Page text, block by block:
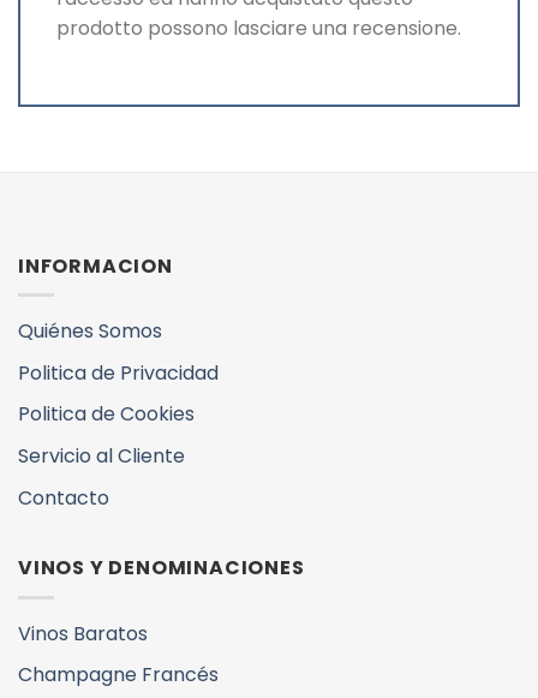
prodotto possono lasciare una recensione.
INFORMACION
Quiénes Somos
Politica de Privacidad
Politica de Cookies
Servicio al Cliente
Contacto
VINOS Y DENOMINACIONES
Vinos Baratos
Champagne Francés